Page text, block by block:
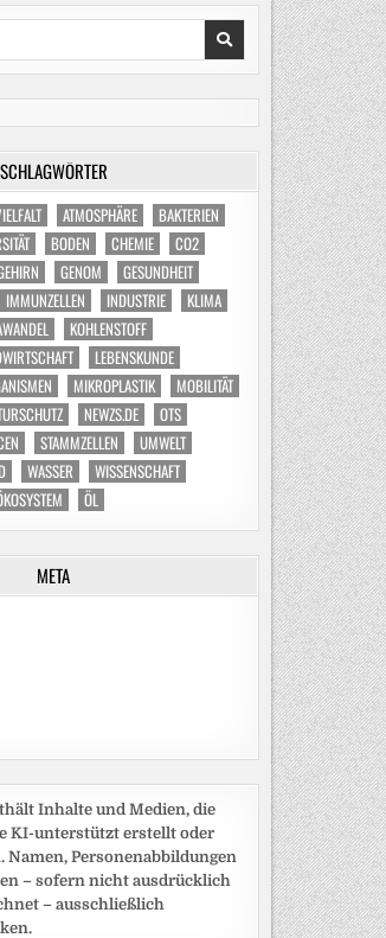
SCHLAGWÖRTER
ATMOSPHÄRE
BAKTERIEN
BODEN CHEMIE
CO2
GENOM
GESUNDHEIT
IMMUNZELLEN INDUSTRIE
KLIMA
KOHLENSTOFF
LEBENSKUNDE
MIKROPLASTIK
MOBILITÄT
NEWZS.DE
OTS
STAMMZELLEN
UMWELT
WASSER
WISSENSCHAFT
ÖL
META
Inhalte und Medien, die
KI-unterstützt erstellt oder
Namen, Personenabbildungen
– sofern nicht ausdrücklich
– ausschließlich